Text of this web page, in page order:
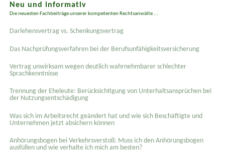
Neu und informativ
Die neuesten Fachbeiträge unserer kompetenten Rechtsanwälte ...
Darlehensvertrag vs. Schenkungsvertrag
Das Nachprüfungsverfahren bei der Berufsunfähigkeitsversicherung
Vertrag unwirksam wegen deutlich wahrnehmbarer schlechter
Sprachkenntnisse
Trennung der Eheleute: Berücksichtigung von Unterhaltsansprüchen bei
der Nutzungsentschädigung
Was sich im Arbeitsrecht geändert hat und wie sich Beschäftigte und
Unternehmen jetzt absichern können
Anhörungsbogen bei Verkehrsverstoß: Muss ich den Anhörungsbogen
ausfüllen und wie verhalte ich mich am besten?